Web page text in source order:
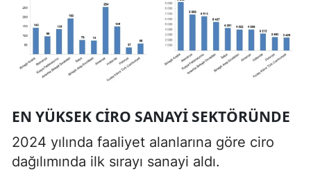
EN YÜKSEK CIRO SANAYI SEKTÖRÜNDE
2024 yılında faaliyet alanlarına göre ciro
dağılımında ilk sırayı sanayi aldı.